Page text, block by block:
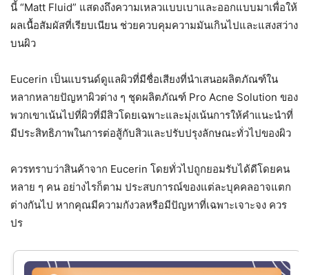
นี้ “Matt Fluid” แสดงถึงความเหลวแบบเบาและออกแบบมาเพื่อให้
ผลเนื้อสัมผัสที่เรียบเนียน ช่วยควบคุมความมันเกินไปและแสงสว่าง
บนผิว
Eucerin เป็นแบรนด์ดูแลผิวที่มีชื่อเสียงที่นำเสนอผลิตภัณฑ์ใน
หลากหลายปัญหาผิวต่าง ๆ ชุดผลิตภัณฑ์ Pro Acne Solution ของ
พวกเขาเน้นไปที่ผิวที่มีสิวโดยเฉพาะและมุ่งเน้นการให้คำแนะนำที่
มีประสิทธิภาพในการต่อสู้กับสิวและปรับปรุงลักษณะทั่วไปของผิว
ควรทราบว่าสินค้าจาก Eucerin โดยทั่วไปถูกยอมรับได้ดีโดยคน
หลาย ๆ คน อย่างไรก็ตาม ประสบการณ์ของแต่ละบุคคลอาจแตก
ต่างกันไป หากคุณมีความกังวลหรือมีปัญหาที่เฉพาะเจาะจง ควร
ปร